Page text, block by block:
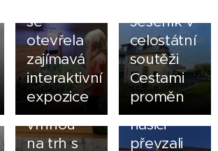
se
otevřela
zajímavá
interaktivní
expozice
Jeseník v
celostátní
soutěži
Cestami
proměn
24.05.2026
Mikulovice
vrhnou
na trh s
05.05.2026
Zlatohorští
dobrovolní
hasiči
převzali